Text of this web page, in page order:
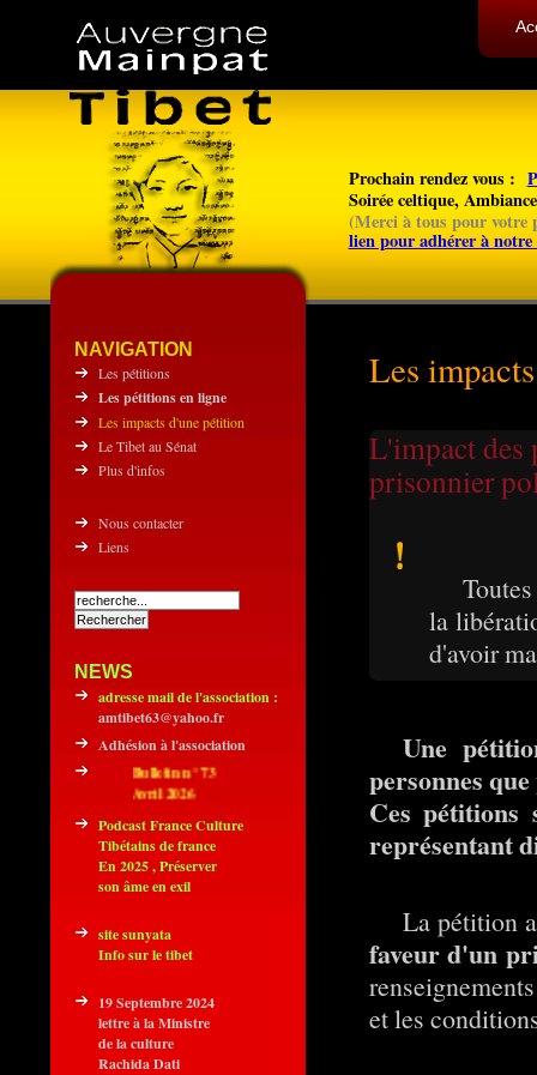
Prochain rendez vous :
Soirée celtique,
(Merci à tous pour votre
lien pour adhérer à notre
NAVIGATION
Les pétitions
Les pétitions en ligne
Les impacts d'une pétition
Le Tibet au Sénat
Plus d'infos
Nous contacter
Liens
NEWS
adresse mail de l'association :
amtibet63@yahoo.fr
Adhésion à l'association
Bulletin n° 73
Avril 2026
Podcast France Culture
Tibétains de france
En 2025 , Préserver
son âme en exil
site sunyata
Info sur le tibet
19 Septembre 2024
lettre à la Ministre
de la culture
Rachida Dati
Les
L'impact des
prisonnier
la
d'avoir
Une
personnes
Ces
représentant
La pétition
faveur d'un
et les